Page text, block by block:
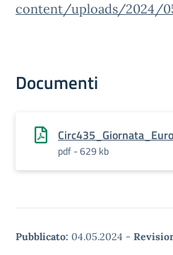
content/uploads/2024/
Documenti
pdf - 629 kb
Pubblicato: 04.05.2024 -